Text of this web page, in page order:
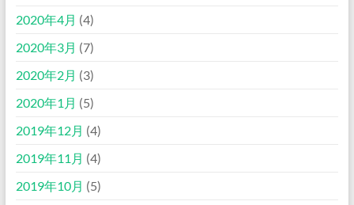
2020年4月 (4)
2020年3月 (7)
2020年2月 (3)
2020年1月 (5)
2019年12月 (4)
2019年11月 (4)
2019年10月 (5)